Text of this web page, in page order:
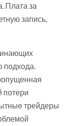
Плата за
запись,
подхода.
потери
трейдеры